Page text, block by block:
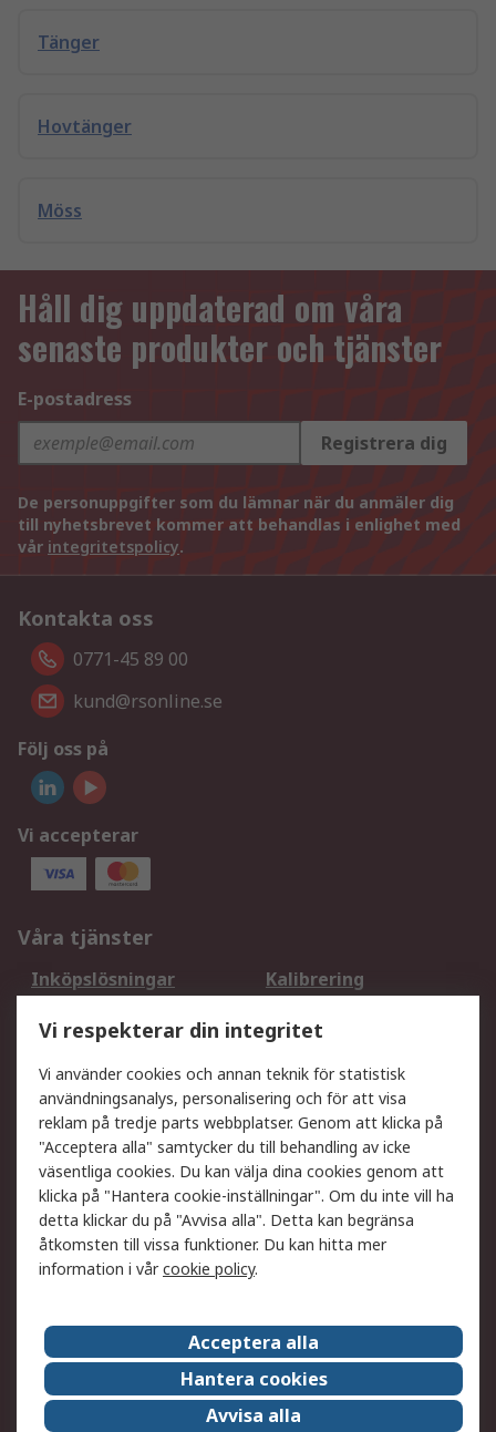
Tänger
Hovtänger
Möss
Håll dig uppdaterad om våra
senaste produkter och tjänster
E-postadress
Registrera dig
De personuppgifter som du lämnar när du anmäler dig
till nyhetsbrevet kommer att behandlas i enlighet med
vår integritetspolicy.
Kontakta oss
0771-45 89 00
kund@rsonline.se
Följ oss på
Vi accepterar
Våra tjänster
Inköpslösningar
Kalibrering
DesignSpark
Teknisk Support
Ditt lokala säljteam
Exportlösningar
Support
Få hjälp
Retur av varor
Leverans
Spåra din order
Begär en fakturakopi
Fördelar med RS-konto
Betalningsalternativ
Om RS
Försäljningsvillkor
Det juridiska
Press Centre
Jobba hos RS
ESG
Vi respekterar din integritet
Vi använder cookies och annan teknik för statistisk
användningsanalys, personalisering och för att visa
reklam på tredje parts webbplatser. Genom att klicka på
"Acceptera alla" samtycker du till behandling av icke
väsentliga cookies. Du kan välja dina cookies genom att
klicka på "Hantera cookie-inställningar". Om du inte vill ha
detta klickar du på "Avvisa alla". Detta kan begränsa
åtkomsten till vissa funktioner. Du kan hitta mer
information i vårcookie policy.
Acceptera alla
Hantera cookies
Avvisa alla